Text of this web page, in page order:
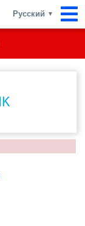
Русский ▼